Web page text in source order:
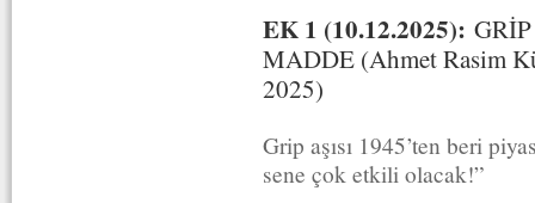
EK 1 (10.12.2025):
MADDE (Ahmet Rasim
2025)
Grip aşısı 1945’ten beri
sene çok etkili olacak!”